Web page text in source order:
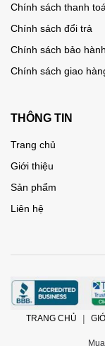
Chính sách thanh
Chính sách đổi trả
Chính sách bảo hành
Chính sách giao
THÔNG TIN
Trang chủ
Giới thiệu
Sản phẩm
Liên hệ
TRANG CHỦ